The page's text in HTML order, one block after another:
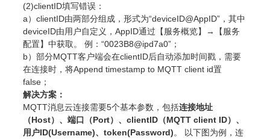
(2)clientID填写错误：
a）clientID由两部分组成，形式为“deviceID@AppID”，其中
deviceID由用户自定义，AppID通过【服务概览】→【服务
配置】中获取。 例：“0023B8@ipd7a0”；
b）部分MQTT客户端会在clientID后自动添加时间戳，需要
在连接时，将Append timestamp to MQTT client id置
false；
解决方案：
MQTT消息云连接需要5个基本参数，包括连接地址
（Host）、端口（Port）、clientID（MQTT client ID）、
用户ID(Username)、token(Password)。 以下图为例，连